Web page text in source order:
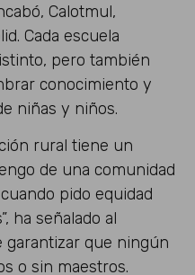
Calotmul,
Cada escuela
pero también
conocimiento y
niñas y niños.
rural tiene un
de una comunidad
pido equidad
ha señalado al
garantizar que ningún
o sin maestros.